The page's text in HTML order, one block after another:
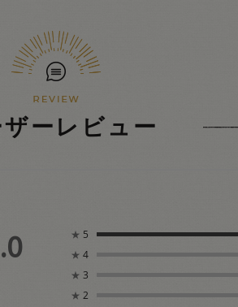
ーレビュー
★ 5
★ 4
★ 3
★ 2